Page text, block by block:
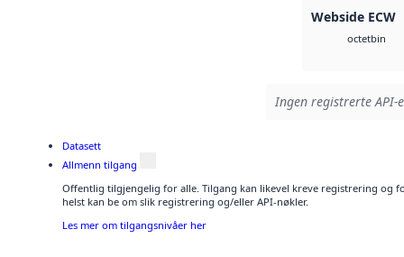
Webside ECW
octetbin
Ingen registrerte
Datasett
Allmenn tilgang
Offentlig tilgjengelig for alle. Tilgang kan likevel kreve registrering og
helst kan be om slik registrering og/eller API-nøkler.
Les mer om tilgangsnivåer her